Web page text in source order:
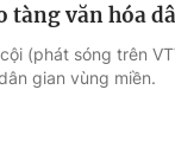
tàng văn hóa
(phát sóng trên
gian vùng miền.